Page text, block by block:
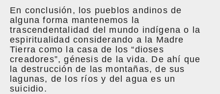
En conclusión, los pueblos andinos de
alguna forma mantenemos la
trascendentalidad del mundo indígena o la
espiritualidad considerando a la Madre
Tierra como la casa de los “dioses
creadores”, génesis de la vida. De ahí que
la destrucción de las montañas, de sus
lagunas, de los ríos y del agua es un
suicidio.